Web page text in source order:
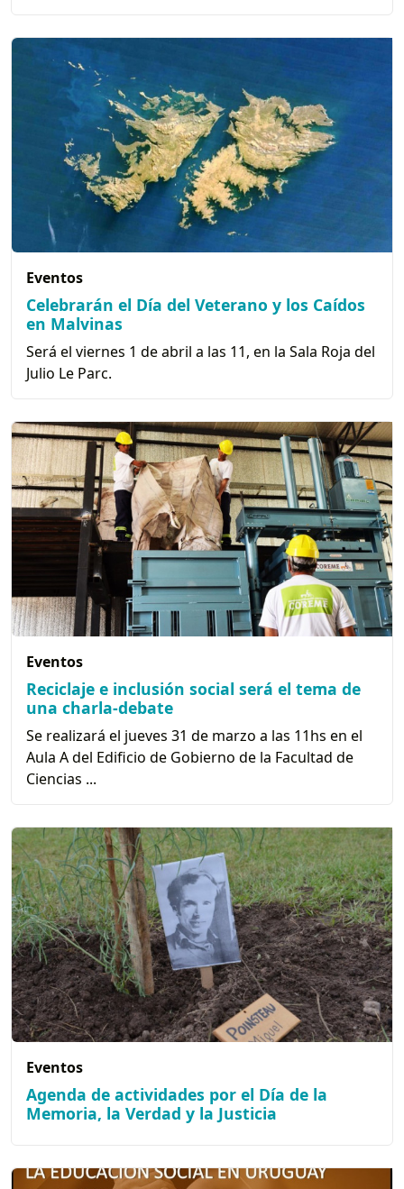
Eventos
Celebrarán el Día del Veterano y los Caídos
en Malvinas
Será el viernes 1 de abril a las 11, en la Sala Roja del
Julio Le Parc.
Eventos
Reciclaje e inclusión social será el tema de
una charla-debate
Se realizará el jueves 31 de marzo a las 11hs en el
Aula A del Edificio de Gobierno de la Facultad de
Ciencias ...
Eventos
Agenda de actividades por el Día de la
Memoria, la Verdad y la Justicia